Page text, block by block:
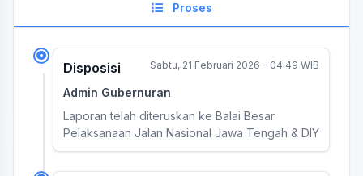
Proses
Disposisi Sabtu, 21 Februari 2026 - 04:49 WIB
Admin Gubernuran
Laporan telah diteruskan ke Balai Besar
Pelaksanaan Jalan Nasional Jawa Tengah & DIY